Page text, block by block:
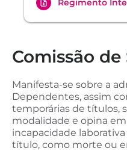
Regimento
Comissão
Manifesta-se sobre a
Dependentes, assim
temporárias de títulos,
modalidade e opina
incapacidade
título, como morte ou